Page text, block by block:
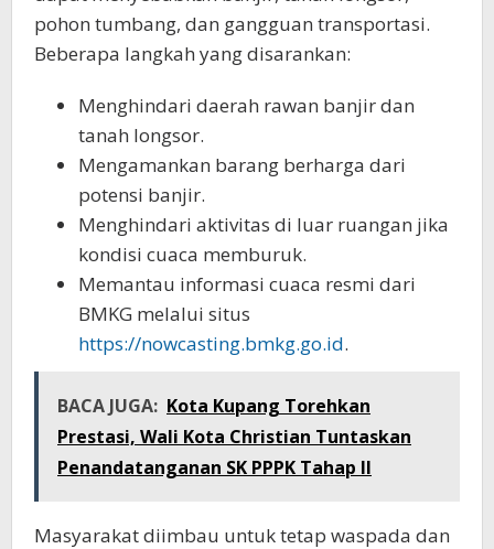
pohon tumbang, dan gangguan transportasi.
Beberapa langkah yang disarankan:
Menghindari daerah rawan banjir dan
tanah longsor.
Mengamankan barang berharga dari
potensi banjir.
Menghindari aktivitas di luar ruangan jika
kondisi cuaca memburuk.
Memantau informasi cuaca resmi dari
BMKG melalui situs
https://nowcasting.bmkg.go.id.
BACA JUGA: Kota Kupang Torehkan
Prestasi, Wali Kota Christian Tuntaskan
Penandatanganan SK PPPK Tahap II
Masyarakat diimbau untuk tetap waspada dan